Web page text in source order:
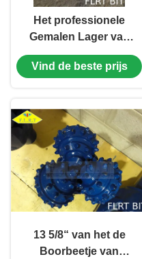
Het professionele
Gemalen Lager van
de het Beetje
Verzegelde Rol van
Vind de beste prijs
13 5/8“ van het de
Boorbeetje van